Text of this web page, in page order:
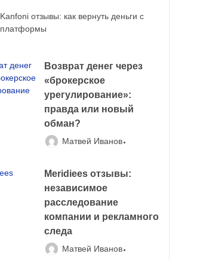
Kanfoni отзывы: как вернуть деньги с
платформы
Возврат денег через
«брокерское
урегулирование»:
правда или новый
обман?
Матвей Иванов
Meridiees отзывы:
независимое
расследование
компании и рекламного
следа
Матвей Иванов